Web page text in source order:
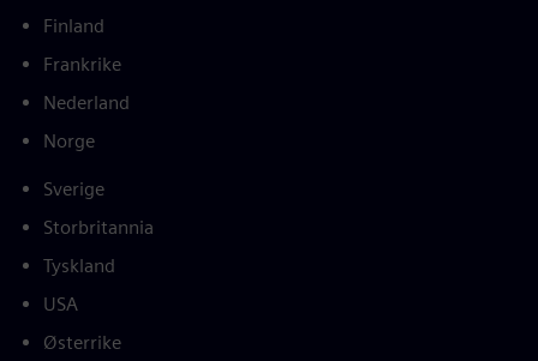
Finland
Frankrike
Nederland
Norge
Sverige
Storbritannia
Tyskland
USA
Østerrike